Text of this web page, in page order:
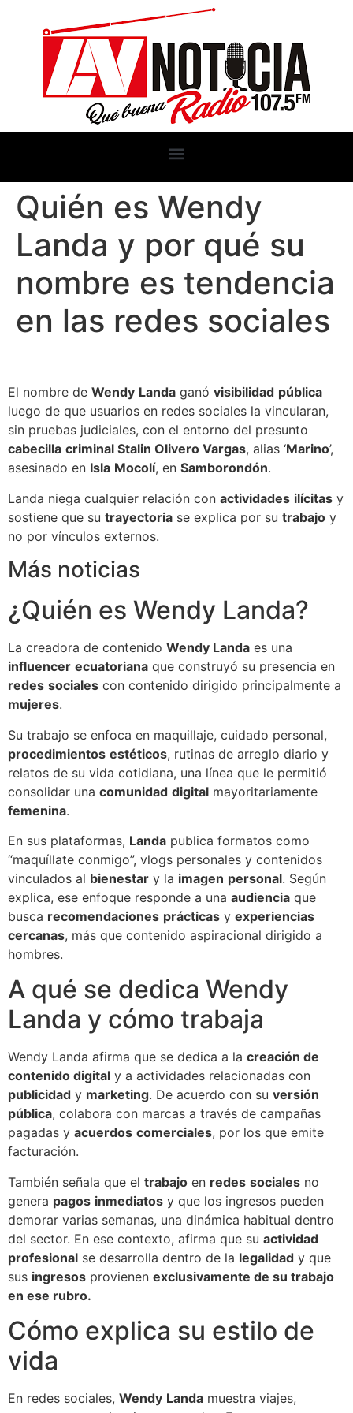
Quién es Wendy
Landa y por qué su
nombre es tendencia
en las redes sociales
El nombre de Wendy Landa ganó visibilidad pública
luego de que usuarios en redes sociales la vincularan,
sin pruebas judiciales, con el entorno del presunto
cabecilla criminal Stalin Olivero Vargas, alias ‘Marino’,
asesinado en Isla Mocolí, en Samborondón.
Landa niega cualquier relación con actividades ilícitas y
sostiene que su trayectoria se explica por su trabajo y
no por vínculos externos.
Más noticias
¿Quién es Wendy Landa?
La creadora de contenido Wendy Landa es una
influencer ecuatoriana que construyó su presencia en
redes sociales con contenido dirigido principalmente a
mujeres.
Su trabajo se enfoca en maquillaje, cuidado personal,
procedimientos estéticos, rutinas de arreglo diario y
relatos de su vida cotidiana, una línea que le permitió
consolidar una comunidad digital mayoritariamente
femenina.
En sus plataformas, Landa publica formatos como
“maquíllate conmigo”, vlogs personales y contenidos
vinculados al bienestar y la imagen personal. Según
explica, ese enfoque responde a una audiencia que
busca recomendaciones prácticas y experiencias
cercanas, más que contenido aspiracional dirigido a
hombres.
A qué se dedica Wendy
Landa y cómo trabaja
Wendy Landa afirma que se dedica a la creación de
contenido digital y a actividades relacionadas con
publicidad y marketing. De acuerdo con su versión
pública, colabora con marcas a través de campañas
pagadas y acuerdos comerciales, por los que emite
facturación.
También señala que el trabajo en redes sociales no
genera pagos inmediatos y que los ingresos pueden
demorar varias semanas, una dinámica habitual dentro
del sector. En ese contexto, afirma que su actividad
profesional se desarrolla dentro de la legalidad y que
sus ingresos provienen exclusivamente de su trabajo
en ese rubro.
Cómo explica su estilo de
vida
En redes sociales, Wendy Landa muestra viajes,